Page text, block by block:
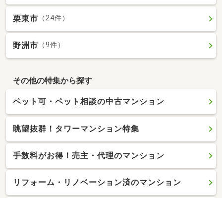
栗東市 （24件）
野洲市 （9件）
その他の特集から探す
ペット可・ペット相談の中古マンション
眺望抜群！タワーマンション特集
手数料がお得！売主・代理のマンション
リフォーム・リノベーション済のマンション